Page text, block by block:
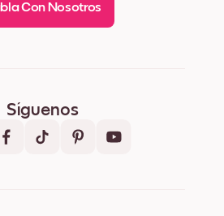
Con Nosotros
Síguenos